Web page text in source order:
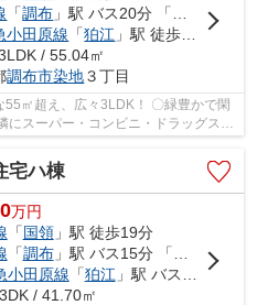
「調布 」駅 バス20分 「多摩川住宅中央」 停歩2分
小田原線 「狛江 」駅 徒歩26分
/ 55.04㎡
調布市染地３丁目
㎡超え、広々3LDK！ 〇緑豊かで閑
にスーパー・コンビニ・ドラッグスト
宅ハ棟
万円
「国領」駅 徒歩19分
「調布」駅 バス15分 「多摩川住宅中央」 停歩2分
小田原線 「狛江 」駅 バス10分 「多摩川住宅中央」 停歩2分
/ 41.70㎡